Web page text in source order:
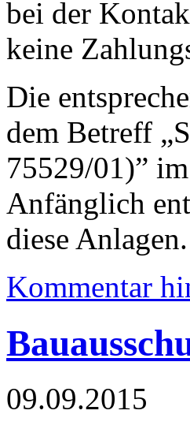
bei der
keine
Die
dem Betreff
75529/01)”
Anfänglich
diese Anlagen.
Kommentar
09.09.2015